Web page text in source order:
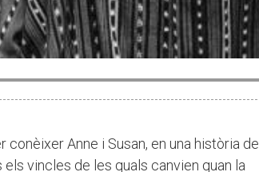
conèixer Anne i Susan, en una història de
vincles de les quals canvien quan la